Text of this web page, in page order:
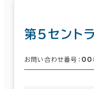
第５セント
お問い合わせ番号：